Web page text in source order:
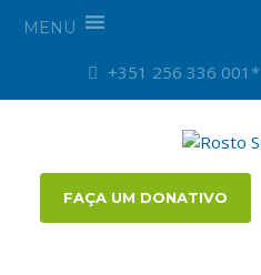
MENU
+351 256 336 001*
FAÇA UM DONATIVO